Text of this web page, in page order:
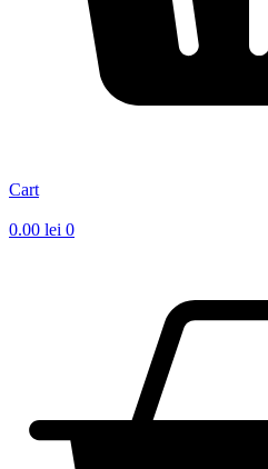
Cart
0.00 lei 0